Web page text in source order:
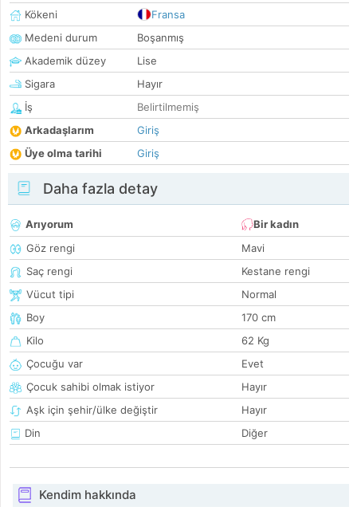
Kökeni
Fransa
Medeni durum
Boşanmış
Akademik düzey
Lise
Sigara
Hayır
İş
Belirtilmemiş
Arkadaşlarım
Giriş
Üye olma tarihi
Giriş
Daha fazla detay
Arıyorum
Bir kadın
Göz rengi
Mavi
Saç rengi
Kestane rengi
Vücut tipi
Normal
Boy
170 cm
Kilo
62 Kg
Çocuğu var
Evet
Çocuk sahibi olmak istiyor
Hayır
Aşk için şehir/ülke değiştir
Hayır
Din
Diğer
Kendim hakkında